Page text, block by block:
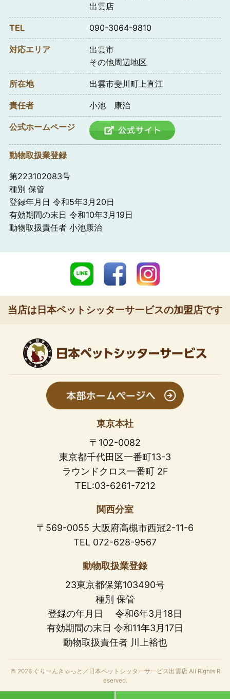
出雲店
TEL 090-3064-9810
対応エリア
出雲市
その他周辺地区
所在地 出雲市斐川町上直江
責任者 小池 康治
公式ホームページ
動物取扱業登録
第223102083号
種別 保管
登録年月日 令和5年3月20日
有効期間の末日 令和10年3月19日
動物取扱責任者 小池康治
当店は日本ペットシッターサービスの加盟店です
東京本社
〒102-0082
東京都千代田区一番町13-3
ラウンドクロス一番町 2F
TEL:03-6261-7212
関西分室
〒569-0055 大阪府高槻市西冠2-11-6
TEL 072-628-9567
動物取扱業登録
23東京都保第103490号
種別 保管
登録の年月日 令和6年3月18日
有効期間の末日 令和11年3月17日
動物取扱責任者 川上裕也
© 2026 ぐりーんきゃっと／日本ペットシッターサービス出雲店 All Rights R
eserved.